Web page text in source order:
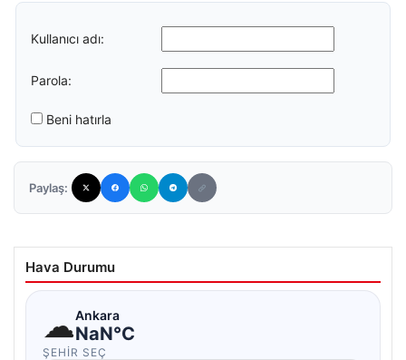
Kullanıcı adı:
Parola:
Beni hatırla
Paylaş:
Hava Durumu
☁Ankara
NaN°C
ŞEHIR SEÇ